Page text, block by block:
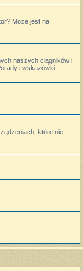
Może jest na
naszych ciągników i
i wskazówki
które nie